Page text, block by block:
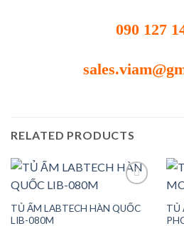
090 127
RELATED PRODUCTS
TỦ ẤM LABTECH HÀN QUỐC
LIB-080M
TỦ